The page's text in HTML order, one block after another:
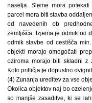
naselja. Sleme mora
parcel mora biti stavba
od navedenih ob
zemljišča. Izjema je odmik od
odmik stavbe od cestišča
objekti morajo omogočati
oziroma morajo biti skladni z
Koto pritličja je dopustno
(4) Zunanja ureditev za vse
Okolica objektov naj bo
so manjše zasaditve, ki se